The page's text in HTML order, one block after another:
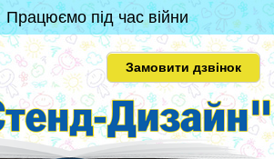
Працюємо під час війни
Замовити дзвінок